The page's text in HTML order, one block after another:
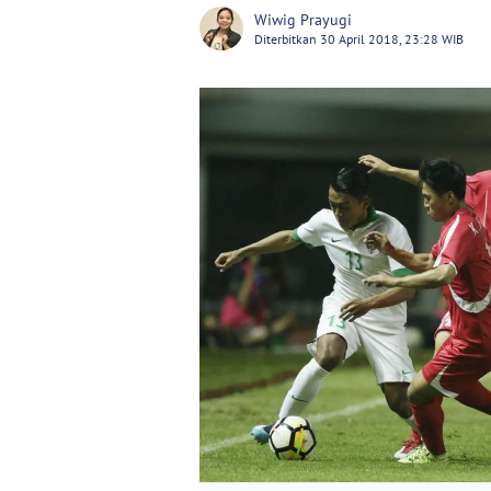
Wiwig Prayugi
Diterbitkan 30 April 2018, 23:28 WIB